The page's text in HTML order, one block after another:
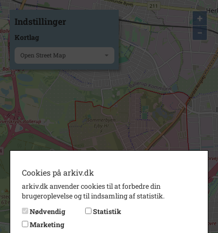
+
−
Indstillinger
Kortlag
Open Street Map
Cookies på arkiv.dk
arkiv.dk anvender cookies til at forbedre din
brugeroplevelse og til indsamling af statistik.
Nødvendig
Statistik
Marketing